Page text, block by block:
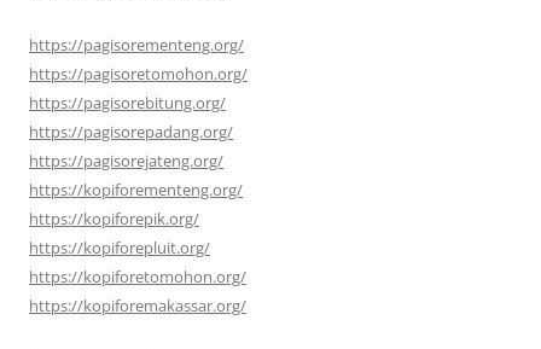
https://pagisorementeng.org/
https://pagisoretomohon.org/
https://pagisorebitung.org/
https://pagisorepadang.org/
https://pagisorejateng.org/
https://kopiforementeng.org/
https://kopiforepik.org/
https://kopiforepluit.org/
https://kopiforetomohon.org/
https://kopiforemakassar.org/